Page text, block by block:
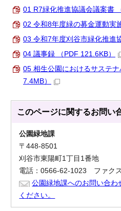
01 R7緑化推進協議会議案書
02 令和8年度緑の募金運動実
03 令和7年度刈谷市緑化推進
04 議事録 （PDF 121.6KB）
05 相生公園におけるサステ
7.4MB）
このページに関するお問い
公園緑地課
〒448-8501
刈谷市東陽町1丁目1番地
電話：0566-62-1023 ファク
公園緑地課へのお問い合わ
ください。